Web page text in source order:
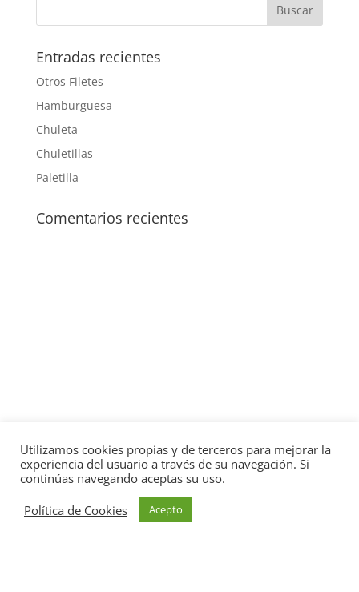
Entradas recientes
Otros Filetes
Hamburguesa
Chuleta
Chuletillas
Paletilla
Comentarios recientes
Utilizamos cookies propias y de terceros para mejorar la
experiencia del usuario a través de su navegación. Si
continúas navegando aceptas su uso.
Política de Cookies
Acepto